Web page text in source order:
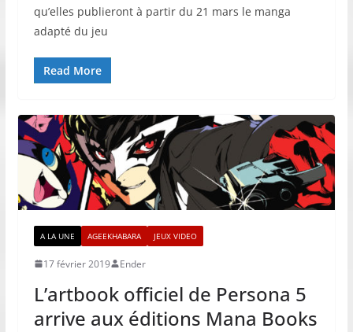
qu’elles publieront à partir du 21 mars le manga
adapté du jeu
Read More
A LA UNE AGEEKHABARA JEUX VIDEO
17 février 2019 Ender
L’artbook officiel de Persona 5
arrive aux éditions Mana Books